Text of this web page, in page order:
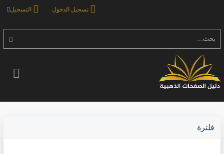
التسجيل تسجيل الدخول
بحث...
فلترة